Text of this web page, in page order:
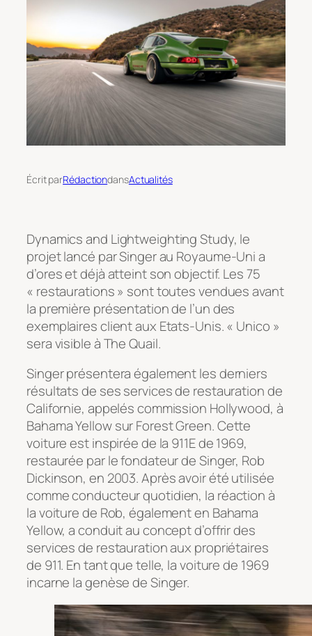
Écrit parRédactiondansActualités
Dynamics and Lightweighting Study, le
projet lancé par Singer au Royaume-Uni a
d’ores et déjà atteint son objectif. Les 75
« restaurations » sont toutes vendues avant
la première présentation de l’un des
exemplaires client aux Etats-Unis. « Unico »
sera visible à The Quail.
Singer présentera également les derniers
résultats de ses services de restauration de
Californie, appelés commission Hollywood, à
Bahama Yellow sur Forest Green. Cette
voiture est inspirée de la 911E de 1969,
restaurée par le fondateur de Singer, Rob
Dickinson, en 2003. Après avoir été utilisée
comme conducteur quotidien, la réaction à
la voiture de Rob, également en Bahama
Yellow, a conduit au concept d’offrir des
services de restauration aux propriétaires
de 911. En tant que telle, la voiture de 1969
incarne la genèse de Singer.